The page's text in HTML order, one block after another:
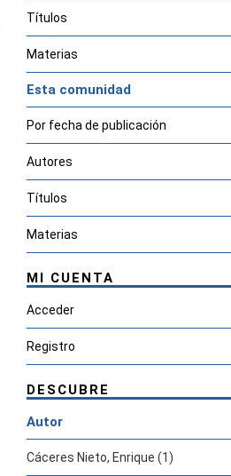
Títulos
Materias
Esta comunidad
Por fecha de publicación
Autores
Títulos
Materias
MI CUENTA
Acceder
Registro
DESCUBRE
Autor
Cáceres Nieto, Enrique (1)